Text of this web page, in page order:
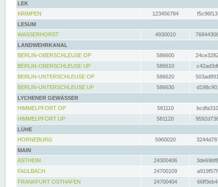
LEK
KRIMPEN
123456784
LESUM
WASSERHORST
4930010
LANDWEHRKANAL
BERLIN-OBERSCHLEUSE OP
586600
BERLIN-OBERSCHLEUSE UP
586610
BERLIN-UNTERSCHLEUSE OP
586620
BERLIN-UNTERSCHLEUSE UP
586630
LYCHENER GEWÄSSER
HIMMELPFORT OP
581110
HIMMELPFORT UP
581120
LÜHE
HORNEBURG
5960020
MAIN
ASTHEIM
24300406
FAULBACH
24700109
FRANKFURT OSTHAFEN
24700404